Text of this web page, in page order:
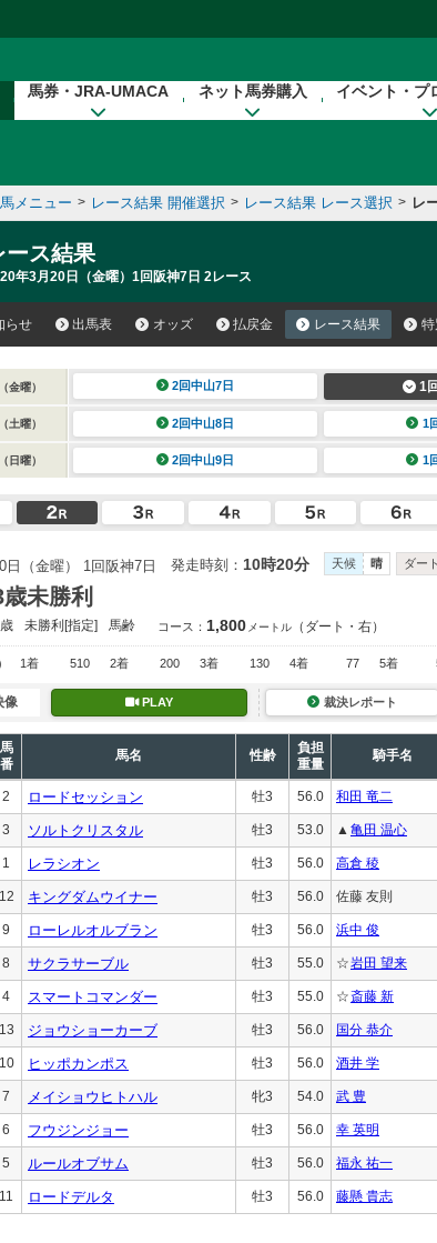
馬券・JRA-UMACA ネット馬券購入 イベント・プ
メニュー > レース結果 開催選択 > レース結果 レース選択 > レ
ース結果
年3月20日（金曜）1回阪神7日 2レース
らせ 出馬表 オッズ 払戻金 レース結果
（金曜） 2回中山7日 1
（土曜） 2回中山8日 1
（日曜） 2回中山9日 1
日（金曜） 1回阪神7日 発走時刻： 10時20分 天候 晴 ダート
未勝利
未勝利[指定] 馬齢 コース： 1,800 メートル （ダート・右）
1着 510 2着 200 3着 130 4着 77 5着
像 PLAY 裁決レポート
馬
番
馬名 性齢
負担
重量
騎手名
2 ロードセッション 牡3 56.0 和田 竜二
3 ソルトクリスタル 牡3 53.0 ▲ 亀田 温心
1 レラシオン 牡3 56.0 高倉 稜
12 キングダムウイナー 牡3 56.0 佐藤 友則
9 ローレルオルブラン 牡3 56.0 浜中 俊
8 サクラサーブル 牡3 55.0 ☆岩田 望来
4 スマートコマンダー 牡3 55.0 ☆斎藤 新
13 ジョウショーカーブ 牡3 56.0 国分 恭介
10 ヒッポカンポス 牡3 56.0 酒井 学
7 メイショウヒトハル 牝3 54.0 武 豊
6 フウジンジョー 牡3 56.0 幸 英明
5 ルールオブサム 牡3 56.0 福永 祐一
11 ロードデルタ 牡3 56.0 藤懸 貴志